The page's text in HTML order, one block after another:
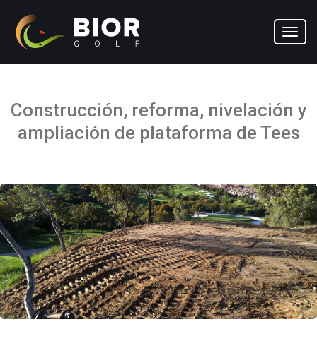
Construcción, reforma, nivelación y
ampliación de plataforma de Tees